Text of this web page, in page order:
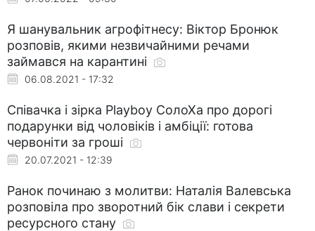
Я шанувальник агрофітнесу: Віктор Бронюк
розповів, якими незвичайними речами
займався на карантині
06.08.2021 - 17:32
Співачка і зірка Playboy СолоХа про дорогі
подарунки від чоловіків і амбіції: готова
червоніти за гроші
20.07.2021 - 12:39
Ранок починаю з молитви: Наталія Валевська
розповіла про зворотний бік слави і секрети
ресурсного стану